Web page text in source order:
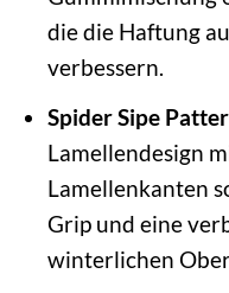
die die Haftung
verbessern.
Spider Sipe
Lamellendesign
Lamellenkanten
Grip und eine
winterlichen